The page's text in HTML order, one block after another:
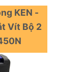
KEN -
Vít Bộ 2